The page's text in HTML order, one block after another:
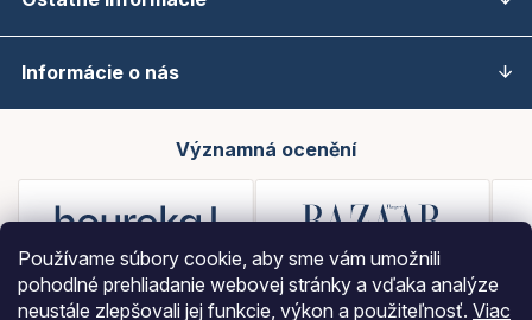
Používame súbory cookie, aby sme vám umožnili
pohodlné prehliadanie webovej stránky a vďaka analýze
neustále zlepšovali jej funkcie, výkon a použiteľnosť. Viac
Informácie o nás
Významná ocenění